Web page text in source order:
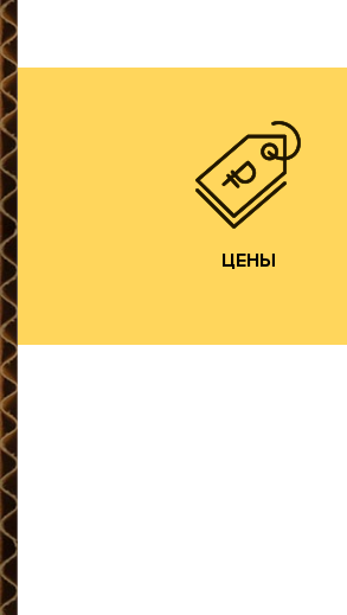
ЦЕНЫ
ЦЕНЫ
Цены на гофротару нашего
производства всегда ниже,
переработчиков, так как